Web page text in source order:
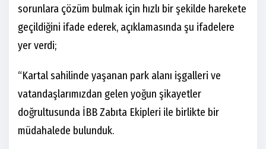
sorunlara çözüm bulmak için hızlı bir şekilde harekete
geçildiğini ifade ederek, açıklamasında şu ifadelere
yer verdi;
“Kartal sahilinde yaşanan park alanı işgalleri ve
vatandaşlarımızdan gelen yoğun şikayetler
doğrultusunda İBB Zabıta Ekipleri ile birlikte bir
müdahalede bulunduk.